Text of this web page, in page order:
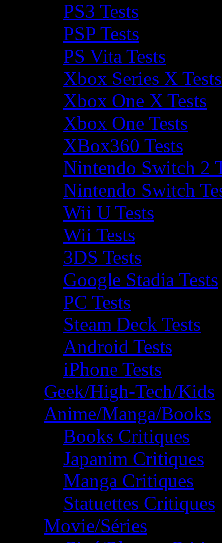
PS3 Tests
PSP Tests
PS Vita Tests
Xbox Series X Tests
Xbox One X Tests
Xbox One Tests
XBox360 Tests
Nintendo Switch 2
Nintendo Switch
Wii U Tests
Wii Tests
3DS Tests
Google Stadia Tests
PC Tests
Steam Deck Tests
Android Tests
iPhone Tests
Geek/High-Tech/Kids
Anime/Manga/Books
Books Critiques
Japanim Critiques
Manga Critiques
Statuettes Critiques
Movie/Séries